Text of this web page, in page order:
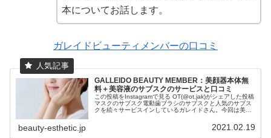
本についてお話します。
ガレイドビューティメンバーの口コミ
GALLEIDO BEAUTY MEMBER：美顔器本体無
料＋美容液のサブスクのサービスと口コミ
この投稿をInstagramで見る OT(@ot.jak)がシェアした投稿
マスクのサブスク電動歯ブラシのサブスクと人気のサブス
クを続々サービスインしているガレイドさん。今回は美顔
beauty-esthetic.jp 2021.02.19